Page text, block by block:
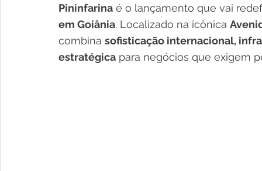
Pininfarina é o lançamento que vai
em Goiânia. Localizado na icônica
combina sofisticação internacional,
estratégica para negócios que exigem